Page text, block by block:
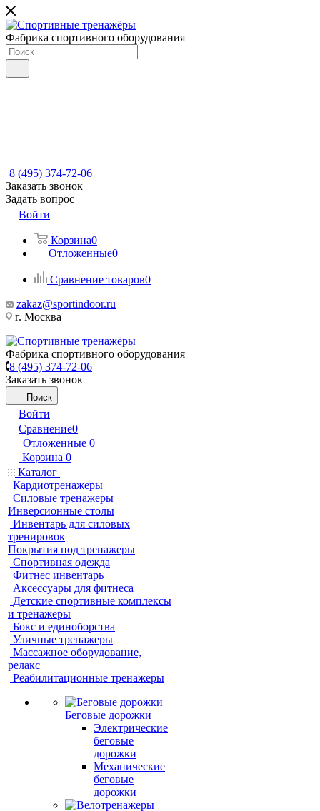
Фабрика спортивного оборудования
8 (495) 374-72-06
Заказать звонок
Задать вопрос
Войти
Корзина0
Отложенные0
Сравнение товаров0
zakaz@sportindoor.ru
г. Москва
Фабрика спортивного оборудования
8 (495) 374-72-06
Заказать звонок
Поиск
Войти
Сравнение0
Отложенные 0
Корзина 0
Каталог
Кардиотренажеры
Силовые тренажеры
Инверсионные столы
Инвентарь для силовых
тренировок
Покрытия под тренажеры
Спортивная одежда
Фитнес инвентарь
Аксессуары для фитнеса
Детские спортивные комплексы
и тренажеры
Бокс и единоборства
Уличные тренажеры
Массажное оборудование,
релакс
Реабилитационные тренажеры
Беговые дорожки
Электрические
беговые
дорожки
Механические
беговые
дорожки